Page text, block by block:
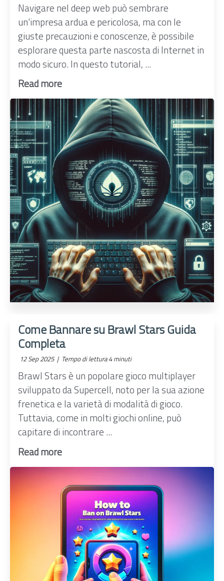
Navigare nel deep web può sembrare
un'impresa ardua e pericolosa, ma con le
giuste precauzioni e conoscenze, è possibile
esplorare questa parte nascosta di Internet in
modo sicuro. In questo tutorial, ...
Read more
Come Bannare su Brawl Stars Guida
Completa
12 Sep 2025 | Tempo di lettura 4 minuti
Brawl Stars è un popolare gioco multiplayer
sviluppato da Supercell, noto per la sua azione
frenetica e la varietà di modalità di gioco.
Tuttavia, come in molti giochi online, può
capitare di incontrare ...
Read more